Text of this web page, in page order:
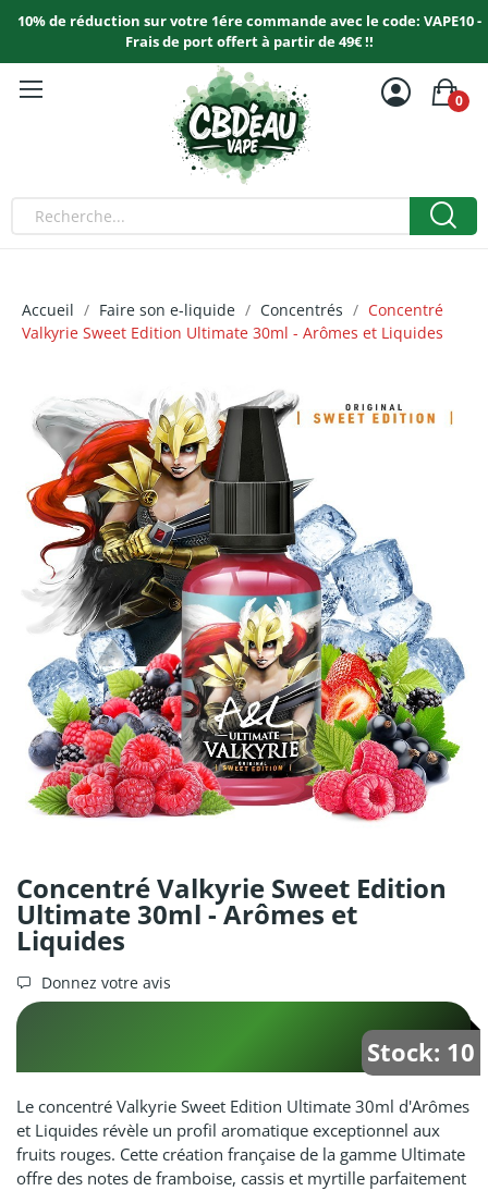
10% de réduction sur votre 1ére commande avec le code: VAPE10 -
Frais de port offert à partir de 49€ !!
0
Accueil Faire son e-liquide Concentrés
Concentré
Valkyrie Sweet Edition Ultimate 30ml - Arômes et Liquides
Concentré Valkyrie Sweet Edition
Ultimate 30ml - Arômes et
Liquides
Donnez votre avis
Stock: 10
Le concentré Valkyrie Sweet Edition Ultimate 30ml d'Arômes
et Liquides révèle un profil aromatique exceptionnel aux
fruits rouges. Cette création française de la gamme Ultimate
offre des notes de framboise, cassis et myrtille parfaitement